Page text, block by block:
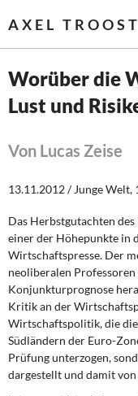
AXEL TROOST
Startseite
Themen
Leitlinien linker
Wirtschaftspolitik
Steuer- und
Öffentliche
Eurokrise und
DIE LINKE
Worüber die
Lust und
Von Lucas Zeise
13.11.2012 / Junge Welt,
Das Herbstgutachten
einer der Höhepunkte in
Wirtschaftspresse. Der
neoliberalen
Konjunkturprognose
Kritik an der
Wirtschaftspolitik, die
Südländern der Euro-
Prüfung unterzogen,
dargestellt und damit